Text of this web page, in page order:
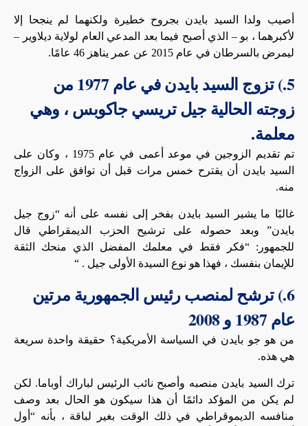
أصيب ولدا السيد بايدن بجروح خطيرة ولكنهما لم ينجحا إلا
لأكبرهما ، بو – الذي أصبح فيما بعد المدعي العام لولاية ديلاوير –
ليمرض بالسرطان في عام 2015 عن عمر يناهز 46 عامًا.
5.) تزوج السيد بايدن في عام 1977 من
زوجته الحالية جيل تريسي جاكوبس ، وهي
معلمة.
تم تقديم الزوجين في موعد أعمى في عام 1975 ، وكان على
السيد بايدن أن يقترح خمس مرات قبل أن توافق على الزواج
منه.
غالبًا ما يشير السيد بايدن بفخر إلى نفسه على أنه “زوج جيل
بايدن” وبعد حصوله على ترشيح الحزب الديمقراطي قال
للجمهور: “فكر فقط في معلمك المفضل الذي منحك الثقة
للإيمان بنفسك ، فهذا هو نوع السيدة الأولى جيل . “
6.) ترشح لمنصب رئيس الجمهورية مرتين
عام 1987 و 2008
من هو جو بايدن في السياسة الأمريكية؟ حقيقة واحدة سريعة
هي هذه.
ترك السيد بايدن منصبه وأصبح نائب الرئيس لباراك أوباما. لكن
لم يكن من المؤكد دائمًا أن هذا سيكون هو الحال بعد وصف
منافسه الديموقراطي في ذلك الوقت بغير لباقة ، بأنه “أول